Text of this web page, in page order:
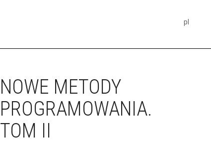
pl
NOWE METODY
PROGRAMOWANIA.
TOM II